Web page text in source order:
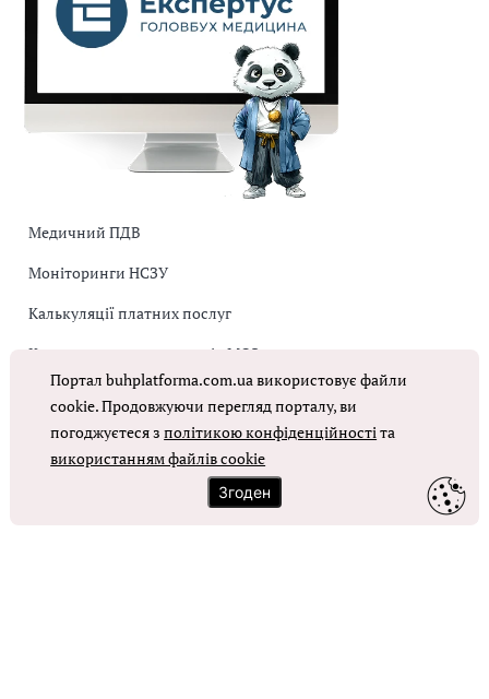
Медичний ПДВ
Моніторинги НСЗУ
Калькуляції платних послуг
Коригувальна накладна від МОЗ
Оплата праці в КНП
ОТРИМАТИ ДОСТУП
Портал buhplatforma.com.ua використовує файли
cookie. Продовжуючи перегляд порталу, ви
погоджуєтеся зполітикою конфіденційностіта
використанням файлів cookie
Згоден